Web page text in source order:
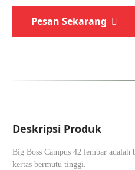
Pesan Sekarang
Deskripsi Produk
Big Boss Campus 42 lembar
kertas bermutu tinggi.